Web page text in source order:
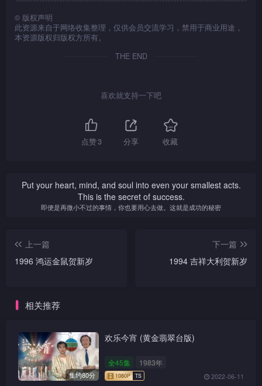
© 版权声明
此资源来自于网络收集整理，仅供会员交流学习，禁用于商业用途，
本资源版权归版权方所有。
THE END
喜欢就支持一下吧
点赞3 分享 收藏
Put your heart, mind, and soul into even your smallest acts.
This is the secret of success.
即便是再微小不过的事情，你也要用心去做。这就是成功的秘密
上一篇
1996 鸿运金鼠贺新岁
下一篇
1994 吉祥大利贺新岁
相关推荐
集约80分
欢乐今宵 (黄金翡翠台版)
全45集 1983年
2022-06-11